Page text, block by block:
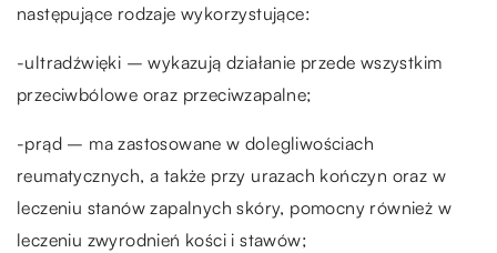
następujące rodzaje wykorzystujące:
-ultradźwięki – wykazują działanie przede wszystkim
przeciwbólowe oraz przeciwzapalne;
-prąd – ma zastosowane w dolegliwościach
reumatycznych, a także przy urazach kończyn oraz w
leczeniu stanów zapalnych skóry, pomocny również w
leczeniu zwyrodnień kości i stawów;